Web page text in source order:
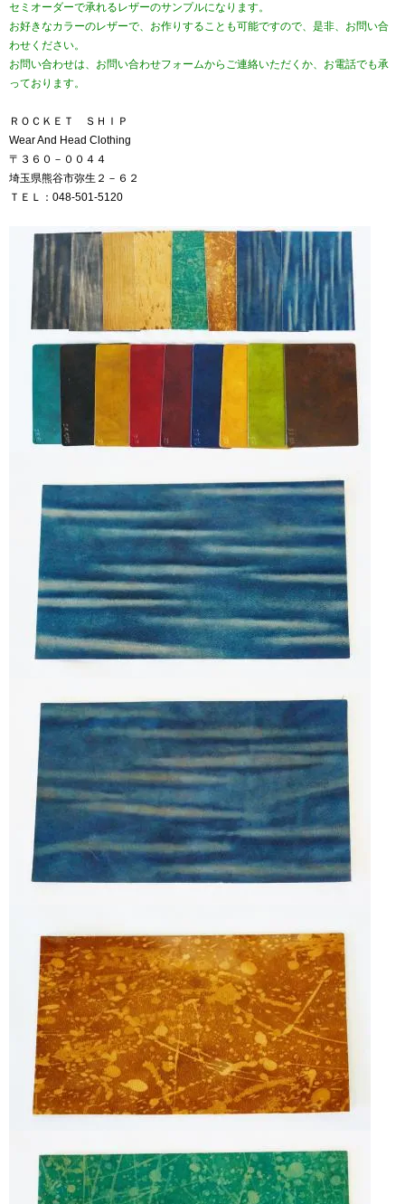
セミオーダーで承れるレザーのサンプルになります。
お好きなカラーのレザーで、お作りすることも可能ですので、是非、お問い合
わせください。
お問い合わせは、お問い合わせフォームからご連絡いただくか、お電話でも承
っております。
ＲＯＣＫＥＴ ＳＨＩＰ
Wear And Head Clothing
〒３６０－００４４
埼玉県熊谷市弥生２－６２
ＴＥＬ：048-501-5120